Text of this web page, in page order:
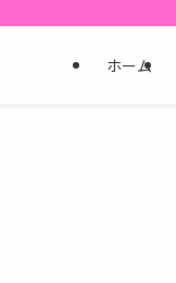
ホーム